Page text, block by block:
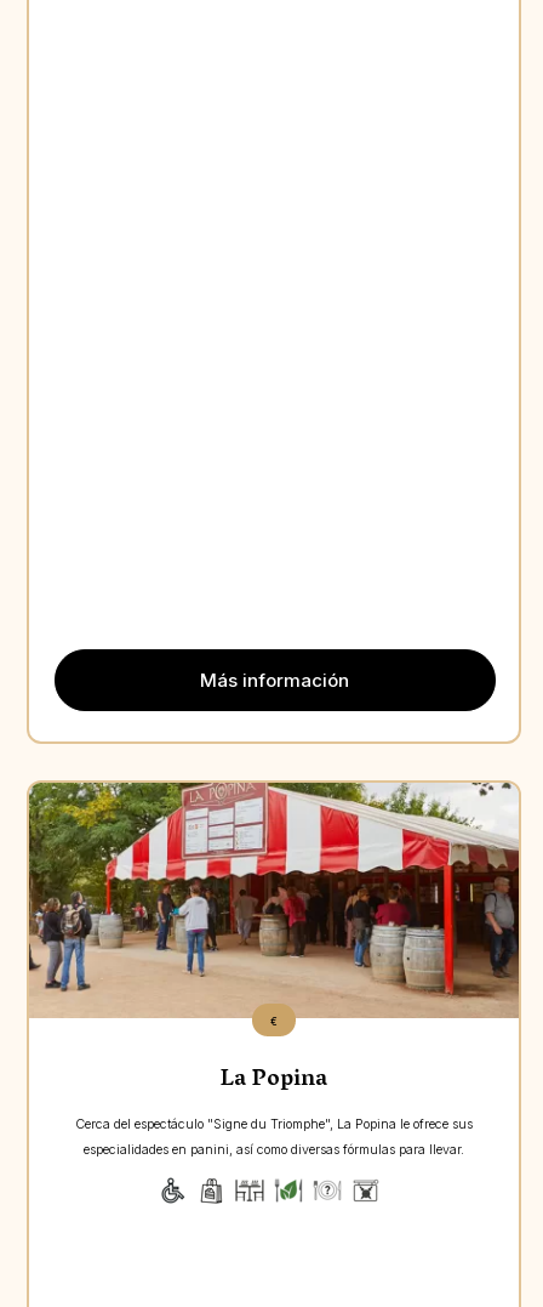
Más información
Aperçu
€
La Popina
Cerca del espectáculo "Signe du Triomphe", La Popina le ofrece sus
especialidades en panini, así como diversas fórmulas para llevar.